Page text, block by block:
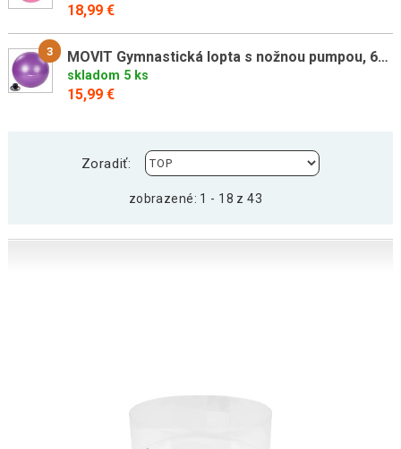
18,99 €
3 MOVIT Gymnastická lopta s nožnou pumpou, 65 cm, fialová
skladom 5 ks
15,99 €
Zoradiť:
zobrazené: 1 - 18 z 43